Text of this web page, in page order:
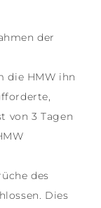
der
die HMW ihn
von 3 Tagen
des
Dies